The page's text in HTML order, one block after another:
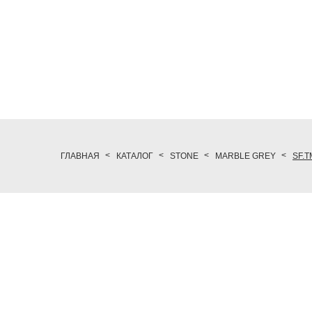
ГЛАВНАЯ КАТАЛОГ STONE MARBLE GREY